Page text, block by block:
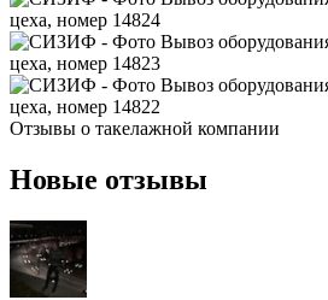
Отзывы о такелажной компании
Новые отзывы